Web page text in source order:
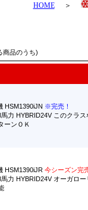
HOME ＞
商品のうち)
HSM1390iJN ※完売！
力 HYBRID24V このクラ
ーンＯＫ
HSM1390iJR 今シーズン完
力 HYBRID24V オーガロ